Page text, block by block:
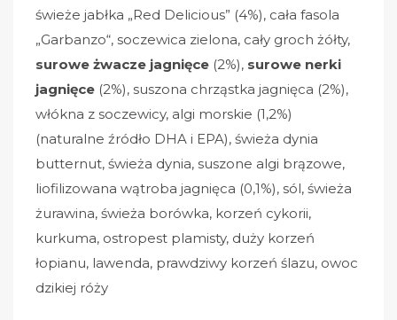
świeże jabłka „Red Delicious” (4%), cała fasola
„Garbanzo“, soczewica zielona, cały groch żółty,
surowe żwacze jagnięce (2%), surowe nerki
jagnięce (2%), suszona chrząstka jagnięca (2%),
włókna z soczewicy, algi morskie (1,2%)
(naturalne źródło DHA i EPA), świeża dynia
butternut, świeża dynia, suszone algi brązowe,
liofilizowana wątroba jagnięca (0,1%), sól, świeża
żurawina, świeża borówka, korzeń cykorii,
kurkuma, ostropest plamisty, duży korzeń
łopianu, lawenda, prawdziwy korzeń ślazu, owoc
dzikiej róży